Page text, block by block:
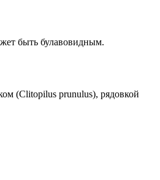
быть булавовидным.
(Clitopilus prunulus), рядовкой